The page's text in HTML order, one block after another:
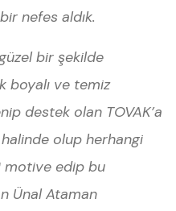
nefes aldık.
bir şekilde
boyalı ve temiz
destek olan TOVAK’a
olup herhangi
motive edip bu
Ünal Ataman